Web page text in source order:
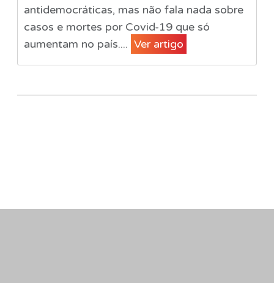
antidemocráticas, mas não fala nada sobre
casos e mortes por Covid-19 que só
aumentam no país.... Ver artigo